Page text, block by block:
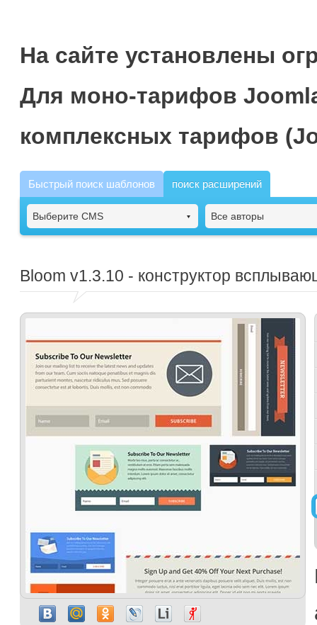
На сайте установлены
Для моно-тарифов
комплексных тарифов
Быстрый поиск шаблонов поиск расширений
Выберите CMS Все авторы
Bloom v1.3.10 - конструктор